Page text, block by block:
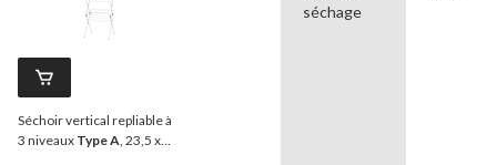
Séchoir vertical repliable à
3 niveaux Type A , 23,5 x
séchage